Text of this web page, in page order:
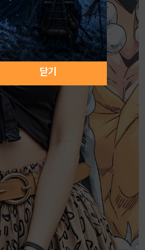
닫기